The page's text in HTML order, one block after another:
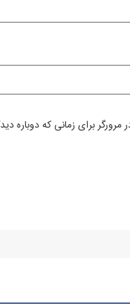
برای زمانی که دوباره